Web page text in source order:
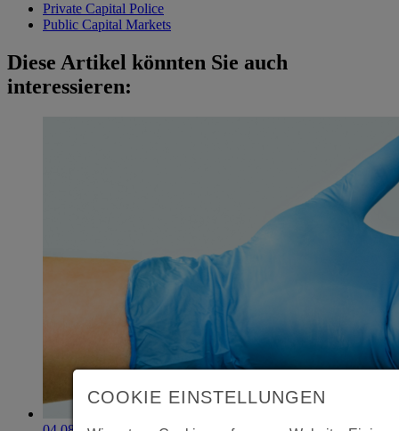
Private Capital Police
Public Capital Markets
Diese Artikel könnten Sie auch
interessieren:
COOKIE EINSTELLUNGEN